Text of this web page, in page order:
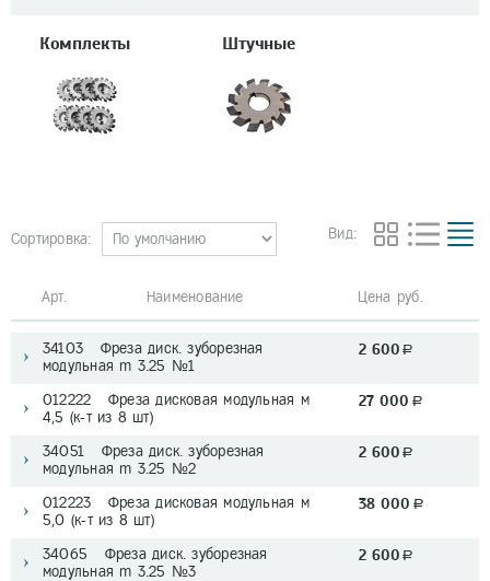
Комплекты Штучные
Сортировка: Вид:
Арт. Наименование Цена руб.
34103 Фреза диск. зуборезная
модульная m 3.25 №1
2 600 a
012222 Фреза дисковая модульная м
4,5 (к-т из 8 шт)
27 000 a
34051 Фреза диск. зуборезная
модульная m 3.25 №2
2 600 a
012223 Фреза дисковая модульная м
5,0 (к-т из 8 шт)
38 000 a
34065 Фреза диск. зуборезная
модульная m 3.25 №3
2 600 a